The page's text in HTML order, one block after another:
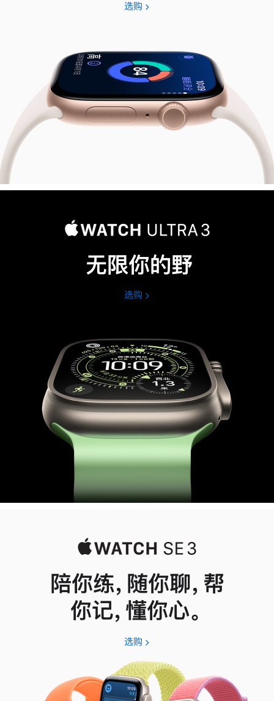
选购 Apple
11
无限你的野
选购 Apple
3
陪你练，随你聊，帮
你记，懂你心。
选购 Apple
SE
3